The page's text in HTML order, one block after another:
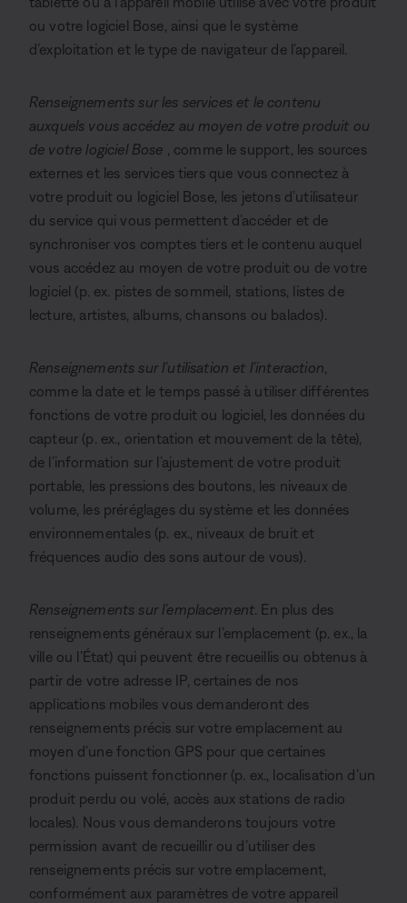
ou votre logiciel Bose, ainsi que le système
d’exploitation et le type de navigateur de l’appareil.
Renseignements sur les services et le contenu
auxquels vous accédez au moyen de votre produit ou
de votre logiciel Bose
, comme le support, les sources
externes et les services tiers que vous connectez à
votre produit ou logiciel Bose, les jetons d’utilisateur
du service qui vous permettent d’accéder et de
synchroniser vos comptes tiers et le contenu auquel
vous accédez au moyen de votre produit ou de votre
logiciel (p. ex. pistes de sommeil, stations, listes de
lecture, artistes, albums, chansons ou balados).
Renseignements sur l’utilisation et l’interaction
comme la date et le temps passé à utiliser différentes
fonctions de votre produit ou logiciel, les données du
capteur (p. ex., orientation et mouvement de la tête),
de l’information sur l’ajustement de votre produit
portable, les pressions des boutons, les niveaux de
volume, les préréglages du système et les données
environnementales (p. ex., niveaux de bruit et
fréquences audio des sons autour de vous).
Renseignements sur l’emplacement . En plus des
renseignements généraux sur l’emplacement (p. ex., la
ville ou l’État) qui peuvent être recueillis ou obtenus à
partir de votre adresse IP, certaines de nos
applications mobiles vous demanderont des
renseignements précis sur votre emplacement au
moyen d’une fonction GPS pour que certaines
fonctions puissent fonctionner (p. ex., localisation d’un
produit perdu ou volé, accès aux stations de radio
locales). Nous vous demanderons toujours votre
permission avant de recueillir ou d’utiliser des
renseignements précis sur votre emplacement,
conformément aux paramètres de votre appareil